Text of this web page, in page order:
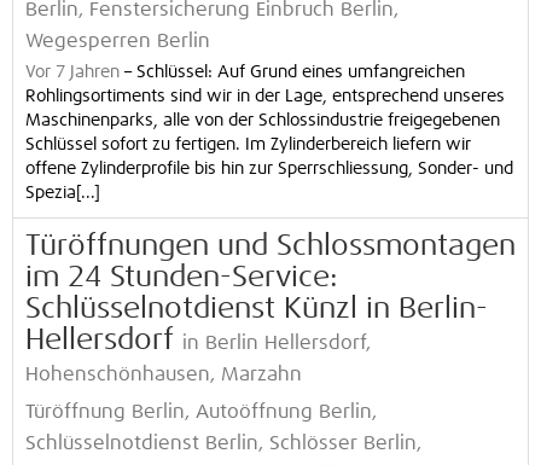
Berlin, Fenstersicherung Einbruch Berlin,
Wegesperren Berlin
Vor 7 Jahren – Schlüssel: Auf Grund eines umfangreichen
Rohlingsortiments sind wir in der Lage, entsprechend unseres
Maschinenparks, alle von der Schlossindustrie freigegebenen
Schlüssel sofort zu fertigen. Im Zylinderbereich liefern wir
offene Zylinderprofile bis hin zur Sperrschliessung, Sonder- und
Spezia[...]
Türöffnungen und Schlossmontagen
im 24 Stunden-Service:
Schlüsselnotdienst Künzl in Berlin-
Hellersdorf in Berlin Hellersdorf,
Hohenschönhausen, Marzahn
Türöffnung Berlin, Autoöffnung Berlin,
Schlüsselnotdienst Berlin, Schlösser Berlin,